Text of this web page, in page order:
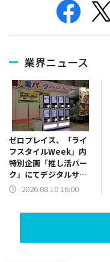
業界ニュース
ゼロプレイス、「ライ
フスタイルWeek」内
特別企画「推し活パー
ク」にてデジタルサイ
ネージ搭載ガチャマシ
2026.08.10 16:00